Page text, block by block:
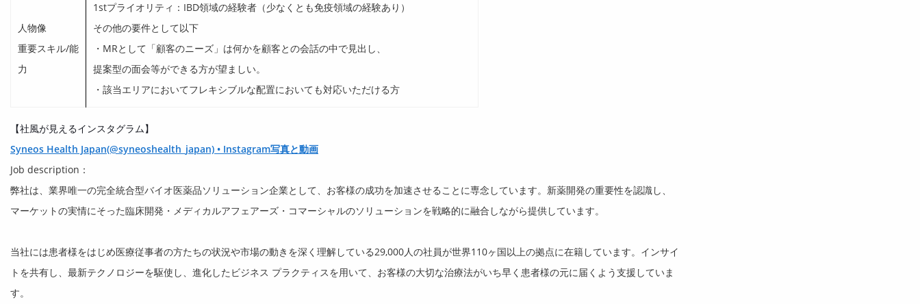
人物像
重要スキル/能
力
1stプライオリティ：IBD領域の経験者（少なくとも免疫領域の経験あり）
その他の要件として以下
・MRとして「顧客のニーズ」は何かを顧客との会話の中で見出し、
提案型の面会等ができる方が望ましい。
・該当エリアにおいてフレキシブルな配置においても対応いただける方
【社風が見えるインスタグラム】
Syneos Health Japan(@syneoshealth_japan) • Instagram写真と動画
Job description：
弊社は、業界唯一の完全統合型バイオ医薬品ソリューション企業として、お客様の成功を加速させることに専念しています。新薬開発の重要性を認識し、
マーケットの実情にそった臨床開発・メディカルアフェアーズ・コマーシャルのソリューションを戦略的に融合しながら提供しています。
当社には患者様をはじめ医療従事者の方たちの状況や市場の動きを深く理解している29,000人の社員が世界110ヶ国以上の拠点に在籍しています。インサイ
トを共有し、最新テクノロジーを駆使し、進化したビジネス プラクティスを用いて、お客様の大切な治療法がいち早く患者様の元に届くよう支援していま
す。